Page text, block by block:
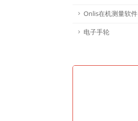
Onlis在机测量软件
电子手轮